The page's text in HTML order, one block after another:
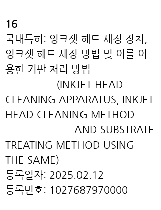
16
국내특허: 잉크젯 헤드 세정 장치,
잉크젯 헤드 세정 방법 및 이를 이
용한 기판 처리 방법
(INKJET HEAD
CLEANING APPARATUS, INKJET
HEAD CLEANING METHOD
AND SUBSTRATE
TREATING METHOD USING
THE SAME)
등록일자: 2025.02.12
등록번호: 1027687970000